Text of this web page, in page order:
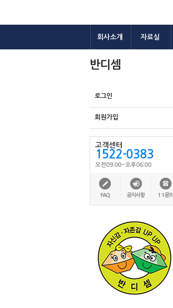
회사소개 자료실
반디셈
로그인
회원가입
고객센터
1522-0383
오전09:00~오후06:00
FAQ 공지사항 1:1문의